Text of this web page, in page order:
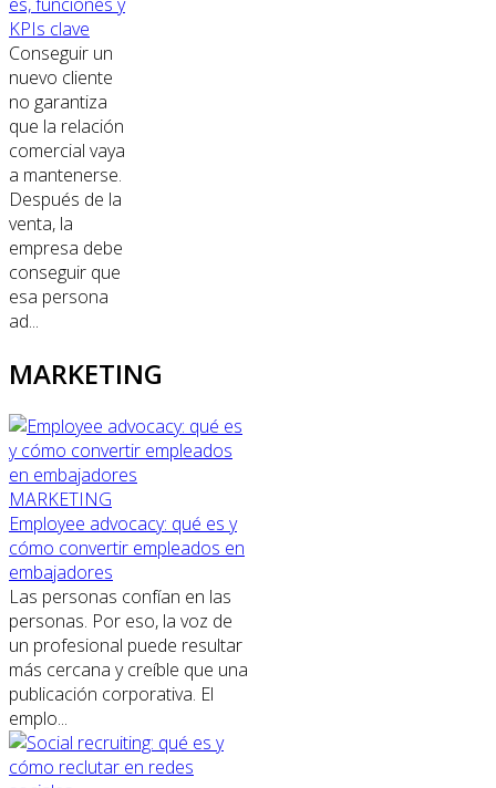
KPIs clave
Conseguir un
nuevo cliente
no garantiza
que la relación
comercial vaya
a mantenerse.
Después de la
venta, la
empresa debe
conseguir que
esa persona
ad...
MARKETING
MARKETING
Employee advocacy: qué es y
cómo convertir empleados en
embajadores
Las personas confían en las
personas. Por eso, la voz de
un profesional puede resultar
más cercana y creíble que una
publicación corporativa. El
emplo...